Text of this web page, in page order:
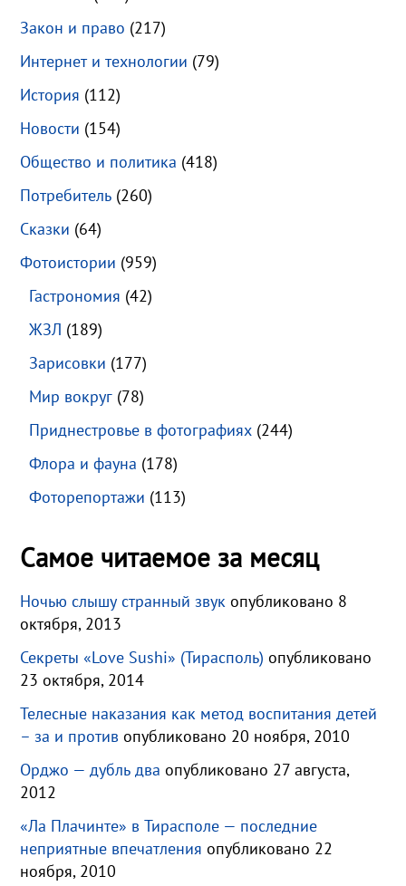
Закон и право (217)
Интернет и технологии (79)
История (112)
Новости (154)
Общество и политика (418)
Потребитель (260)
Сказки (64)
Фотоистории (959)
Гастрономия (42)
ЖЗЛ (189)
Зарисовки (177)
Мир вокруг (78)
Приднестровье в фотографиях (244)
Флора и фауна (178)
Фоторепортажи (113)
Самое читаемое за месяц
Ночью слышу странный звук опубликовано 8
октября, 2013
Секреты «Love Sushi» (Тирасполь) опубликовано
23 октября, 2014
Телесные наказания как метод воспитания детей
– за и против опубликовано 20 ноября, 2010
Орджо — дубль два опубликовано 27 августа,
2012
«Ла Плачинте» в Тирасполе — последние
неприятные впечатления опубликовано 22
ноября, 2010